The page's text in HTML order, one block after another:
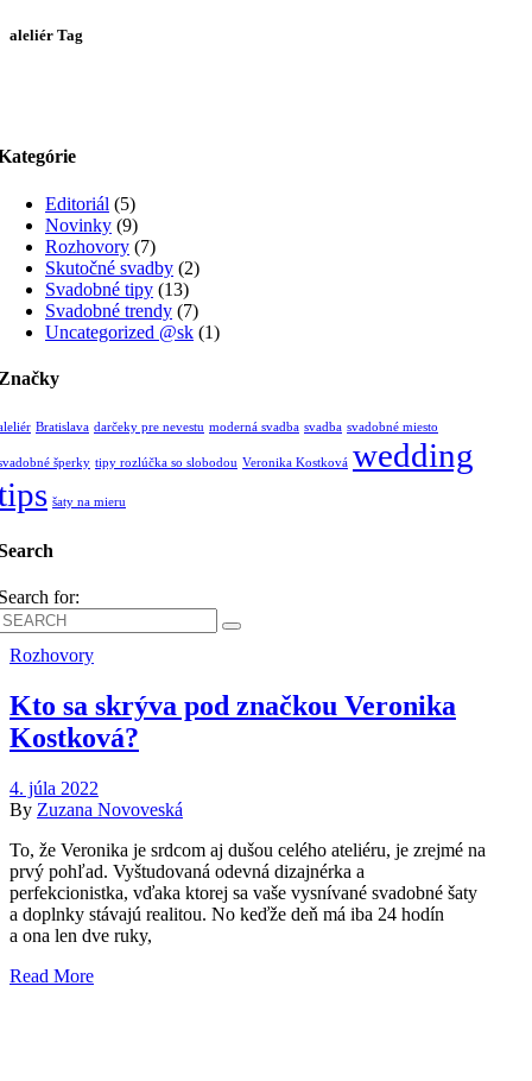
aleliér Tag
Rozhovory
Kto sa skrýva pod značkou Veronika
Kostková?
4. júla 2022
By Zuzana Novoveská
To, že Veronika je srdcom aj dušou celého ateliéru, je zrejmé na
prvý pohľad. Vyštudovaná odevná dizajnérka a
perfekcionistka, vďaka ktorej sa vaše vysnívané svadobné šaty
a doplnky stávajú realitou. No keďže deň má iba 24 hodín
a ona len dve ruky,
Read More
Editoriál (5)
Novinky (9)
Rozhovory (7)
Skutočné svadby (2)
Svadobné tipy (13)
Svadobné trendy (7)
Uncategorized @sk (1)
Bratislava darčeky pre nevestu moderná svadba svadba svadobné miesto
šperky tipy rozlúčka so slobodou Veronika Kostková wedding
šaty na mieru
for: